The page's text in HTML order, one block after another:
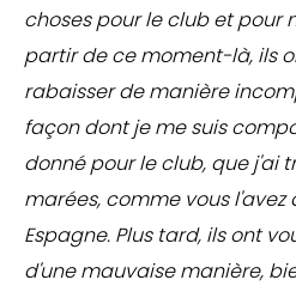
choses pour le club et pour
partir de ce moment-là, ils
rabaisser de manière
façon dont je me suis
donné pour le club, que j'ai
marées, comme vous
Espagne. Plus tard, ils ont
d'une mauvaise manière,